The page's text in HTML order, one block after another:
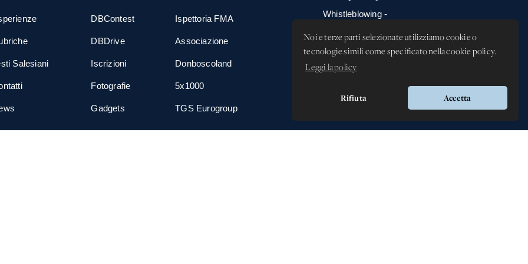
Noi e terze parti selezionate utilizziamo cookie o
tecnologie simili come specificato nella cookie policy.
Leggi la policy
Rifiuta Accetta
Salesiani
DBContest
DBDrive
Iscrizioni
Fotografie
Gadgets
Ispettoria FMA
Associazione
Donboscoland
5x1000
TGS Eurogroup
Whistleblowing -